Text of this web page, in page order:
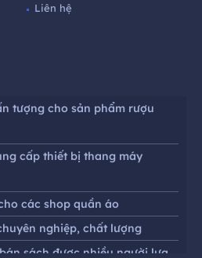
Liên hệ
tượng cho sản phẩm rượu
cấp thiết bị thang máy
các shop quần áo
nghiệp, chất lượng
sách được nhiều người lựa